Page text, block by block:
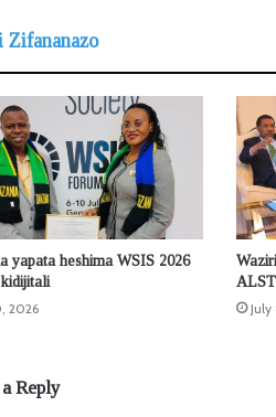
Zifananazo
yapata heshima WSIS 2026
2026
Reply